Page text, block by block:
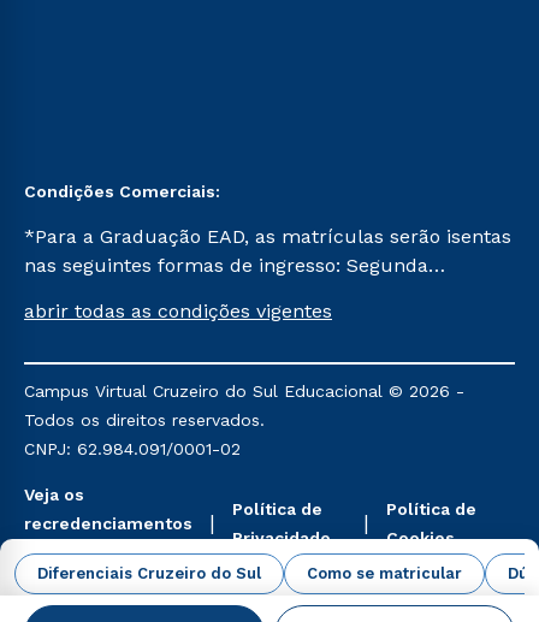
Diferenciais Cruzeiro do Sul Como se matricular
Condições Comerciais:
*Para a Graduação EAD, as matrículas serão isentas
nas seguintes formas de ingresso: Segunda
Já para as demais, a taxa de matrícula será de R$
mencionadas são referentes aos cursos: Ensino
Religioso, Geografia para a Docência e Metodologia
do Ensino de História: Questões Atuais.
abrir todas as condições vigentes
Campus Virtual Cruzeiro do Sul Educacional © 2026 -
Todos os direitos reservados.
CNPJ: 62.984.091/0001-02
Veja os
recredenciamentos
aqui
Política de
Privacidade
Política de
Cookies